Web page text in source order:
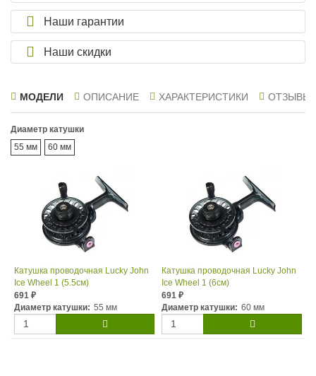
Наши гарантии
Наши скидки
МОДЕЛИ ОПИСАНИЕ ХАРАКТЕРИСТИКИ ОТЗЫВЫ
Диаметр катушки
55 мм
60 мм
Катушка проводочная Lucky John
Ice Wheel 1 (5.5см)
691 ₽
Диаметр катушки: 55 мм
Катушка проводочная Lucky John
Ice Wheel 1 (6см)
691 ₽
Диаметр катушки: 60 мм